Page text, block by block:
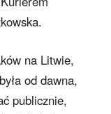
na Litwie,
od dawna,
publicznie,